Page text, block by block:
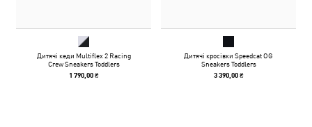
Дитячі кеди Multiflex 2 Racing
Crew Sneakers Toddlers
1 790,00 ₴
Дитячі кросівки Speedcat OG
Sneakers Toddlers
3 390,00 ₴